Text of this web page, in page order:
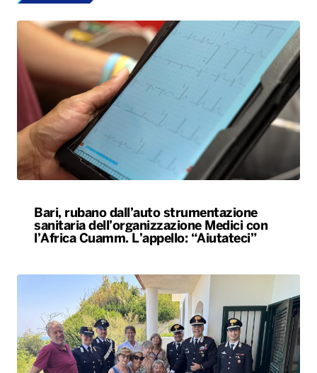
Bari, rubano dall’auto strumentazione
sanitaria dell’organizzazione Medici con
l’Africa Cuamm. L’appello: “Aiutateci”